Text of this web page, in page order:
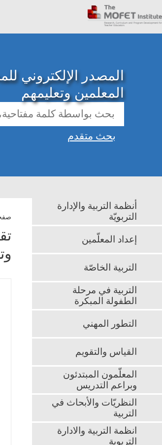
المصدر الإلكتروني
المعلمين وتعليمهم
بحث متقدم
أنظمة التربية والإدارة
التربويّة
إعداد المعلّمين
التربية الخاصّة
التربية في مرحلة
الطفولة المبكرة
التطور المهني
القياس والتقويم
المعلّمون المبتدئون
وبراعم التدريس
النظريّات والأبحاث في
التربية
انظمة التربية والادارة
التربوية